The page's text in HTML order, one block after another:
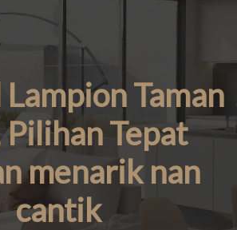
Taman
Tepat
menarik nan
cantik